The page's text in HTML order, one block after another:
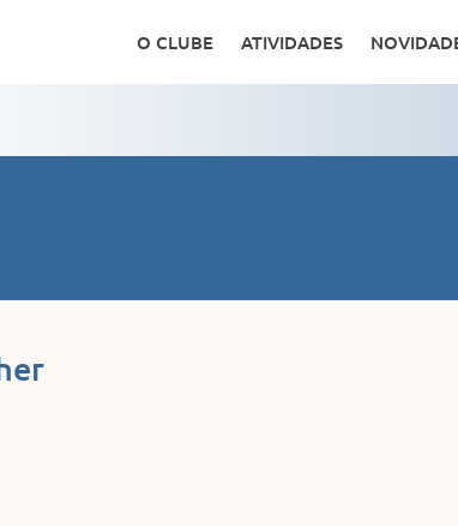
O CLUBE ATIVIDADES